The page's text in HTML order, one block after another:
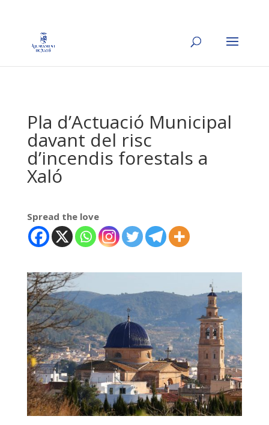
Pla d’Actuació Municipal
davant del risc
d’incendis forestals a
Xaló
Spread the love